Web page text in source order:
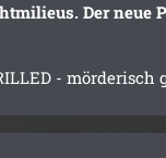
Der neue
- mörderisch